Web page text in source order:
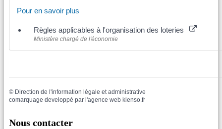
Pour en savoir plus
Règles applicables à l'organisation des loteries
Ministère chargé de l'économie
© Direction de l'information légale et administrative
comarquage developpé par l'agence web kienso.fr
Nous contacter